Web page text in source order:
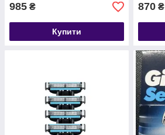
985 ₴
Купити
870 ₴